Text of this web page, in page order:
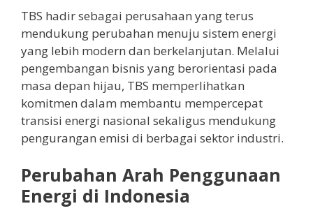
TBS hadir sebagai perusahaan yang terus
mendukung perubahan menuju sistem energi
yang lebih modern dan berkelanjutan. Melalui
pengembangan bisnis yang berorientasi pada
masa depan hijau, TBS memperlihatkan
komitmen dalam membantu mempercepat
transisi energi nasional sekaligus mendukung
pengurangan emisi di berbagai sektor industri.
Perubahan Arah Penggunaan
Energi di Indonesia